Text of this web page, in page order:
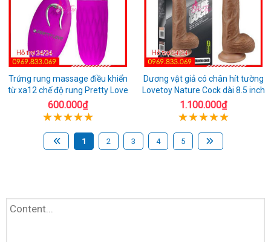
Trứng rung massage điều khiển
từ xa12 chế độ rung Pretty Love
600.000₫
Dương vật giả có chân hít tường
Lovetoy Nature Cock dài 8.5 inch
1.100.000₫
1 2 3 4 5